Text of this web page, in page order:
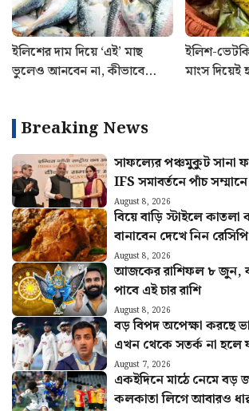
ইলিশের দাম দিয়ে ‘এই’ মাছ
ভুলেও আনবেন না, কীভাবে
ইলিশ-
মাংস দিয়েই
Breaking News
সাফল্যের পঞ্চমুকুট সানা
IFS সমাবর্তনে পাঁচ
কন্যা
August 8, 2026
বিয়ে বাড়ি স্টাইলে কাতলা
বানাবেন দেখে নিন রেসিপি
August 8, 2026
আজকের রাশিফল ৮ জুন,
পাবে এই চার রাশি
August 8, 2026
বড় বিপদ অপেক্ষা করছে
এখন থেকে সতর্ক না হলে
August 7, 2026
একইদিনে মাঠে নেমে বড়
কলকাতা লিগে আবারও